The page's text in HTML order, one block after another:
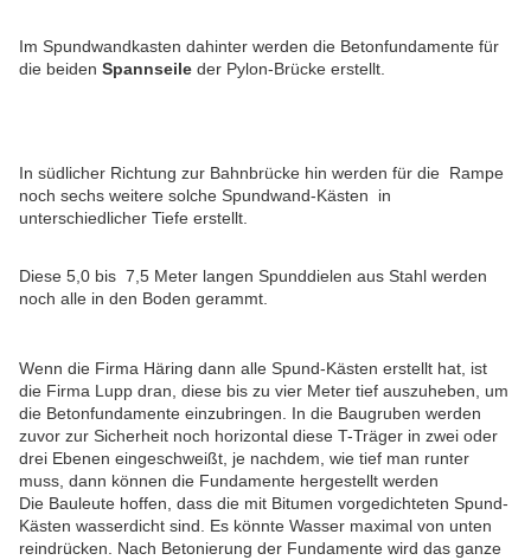
Im Spundwandkasten dahinter werden die Betonfundamente für
die beiden Spannseile der Pylon-Brücke erstellt.
In südlicher Richtung zur Bahnbrücke hin werden für die Rampe
noch sechs weitere solche Spundwand-Kästen in
unterschiedlicher Tiefe erstellt.
Diese 5,0 bis 7,5 Meter langen Spunddielen aus Stahl werden
noch alle in den Boden gerammt.
Wenn die Firma Häring dann alle Spund-Kästen erstellt hat, ist
die Firma Lupp dran, diese bis zu vier Meter tief auszuheben, um
die Betonfundamente einzubringen. In die Baugruben werden
zuvor zur Sicherheit noch horizontal diese T-Träger in zwei oder
drei Ebenen eingeschweißt, je nachdem, wie tief man runter
muss, dann können die Fundamente hergestellt werden
Die Bauleute hoffen, dass die mit Bitumen vorgedichteten Spund-
Kästen wasserdicht sind. Es könnte Wasser maximal von unten
reindrücken. Nach Betonierung der Fundamente wird das ganze